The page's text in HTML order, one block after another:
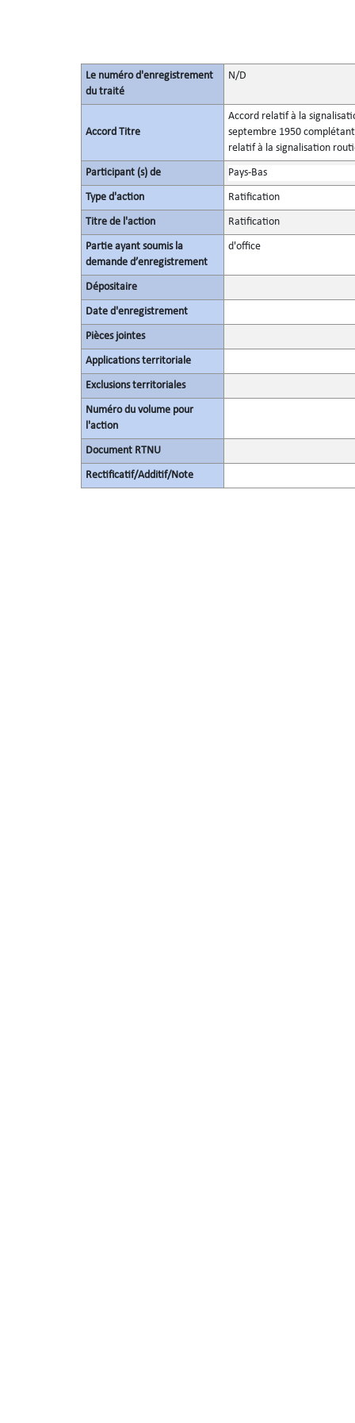
Le numéro d'enregistrement
du traité
N/D
Accord Titre
Accord relatif à la
septembre 1950
relatif à la signalisation
Participant (s) de Pays-Bas
Type d'action Ratification
Titre de l'action Ratification
Partie ayant soumis la
demande d’enregistrement
d'office
Dépositaire
Date d'enregistrement
Pièces jointes
Applications territoriale
Exclusions territoriales
Numéro du volume pour
l'action
Document RTNU
Rectificatif/Additif/Note